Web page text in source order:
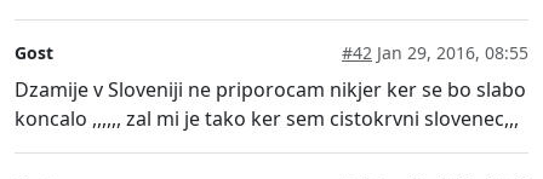
Gost #42 Jan 29, 2016, 08:55
Dzamije v Sloveniji ne priporocam nikjer ker se bo slabo
koncalo ,,,,,, zal mi je tako ker sem cistokrvni slovenec,,,